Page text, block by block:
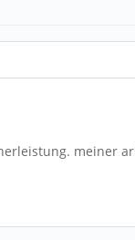
meiner